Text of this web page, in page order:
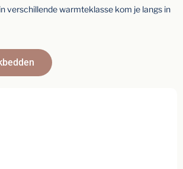
verschillende warmteklasse kom je langs in